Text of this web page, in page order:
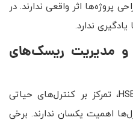
پروژه‌ها اثر واقعی ندارند. در
ندارد.
و مدیریت ریسک‌های
یکی از تحولات مهم در پایش HSE، تمرکز بر کنترل‌های حیاتی
اهمیت یکسان ندارند. برخی